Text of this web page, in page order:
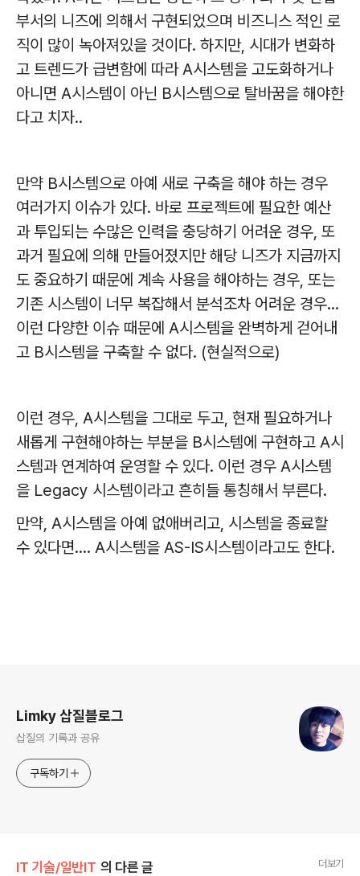
부서의 니즈에 의해서 구현되었으며 비즈니스 적인 로
직이 많이 녹아져있을 것이다. 하지만, 시대가 변화하
고 트렌드가 급변함에 따라 A시스템을 고도화하거나
아니면 A시스템이 아닌 B시스템으로 탈바꿈을 해야한
다고 치자..
만약 B시스템으로 아예 새로 구축을 해야 하는 경우
여러가지 이슈가 있다. 바로 프로젝트에 필요한 예산
과 투입되는 수많은 인력을 충당하기 어려운 경우, 또
과거 필요에 의해 만들어졌지만 해당 니즈가 지금까지
도 중요하기 때문에 계속 사용을 해야하는 경우, 또는
기존 시스템이 너무 복잡해서 분석조차 어려운 경우...
이런 다양한 이슈 때문에 A시스템을 완벽하게 걷어내
고 B시스템을 구축할 수 없다. (현실적으로)
이런 경우, A시스템을 그대로 두고, 현재 필요하거나
새롭게 구현해야하는 부분을 B시스템에 구현하고 A시
스템과 연계하여 운영할 수 있다. 이런 경우 A시스템
을 Legacy 시스템이라고 흔히들 통칭해서 부른다.
만약, A시스템을 아예 없애버리고, 시스템을 종료할
수 있다면.... A시스템을 AS-IS시스템이라고도 한다.
Limky 삽질블로그
삽질의 기록과 공유
구독하기
IT 기술/일반IT 의 다른 글 더보기